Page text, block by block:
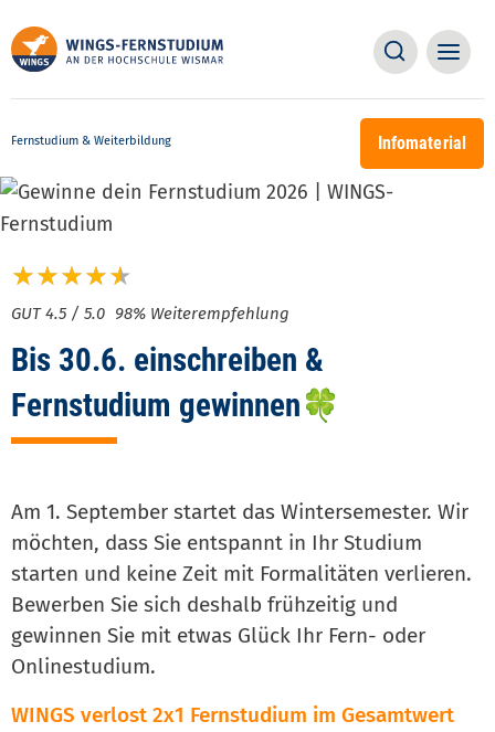
zum
Inhalt
Main
Suche
Main
Fernstudium & Weiterbildung Infomaterial
98% Weiterempfehlung
Bis 30.6. einschreiben &
Fernstudium gewinnen🍀
Am 1. September startet das Wintersemester. Wir
möchten, dass Sie entspannt in Ihr Studium
starten und keine Zeit mit Formalitäten verlieren.
Bewerben Sie sich deshalb frühzeitig und
gewinnen Sie mit etwas Glück Ihr Fern- oder
Onlinestudium.
WINGS verlost 2x1 Fernstudium im Gesamtwert